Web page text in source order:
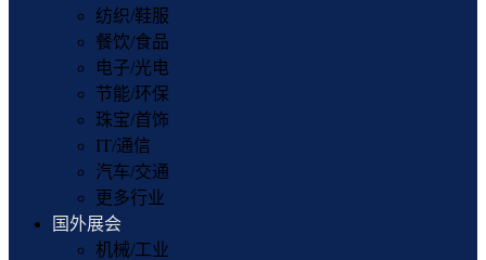
纺织/鞋服
餐饮/食品
电子/光电
节能/环保
珠宝/首饰
IT/通信
汽车/交通
更多行业
国外展会
机械/工业